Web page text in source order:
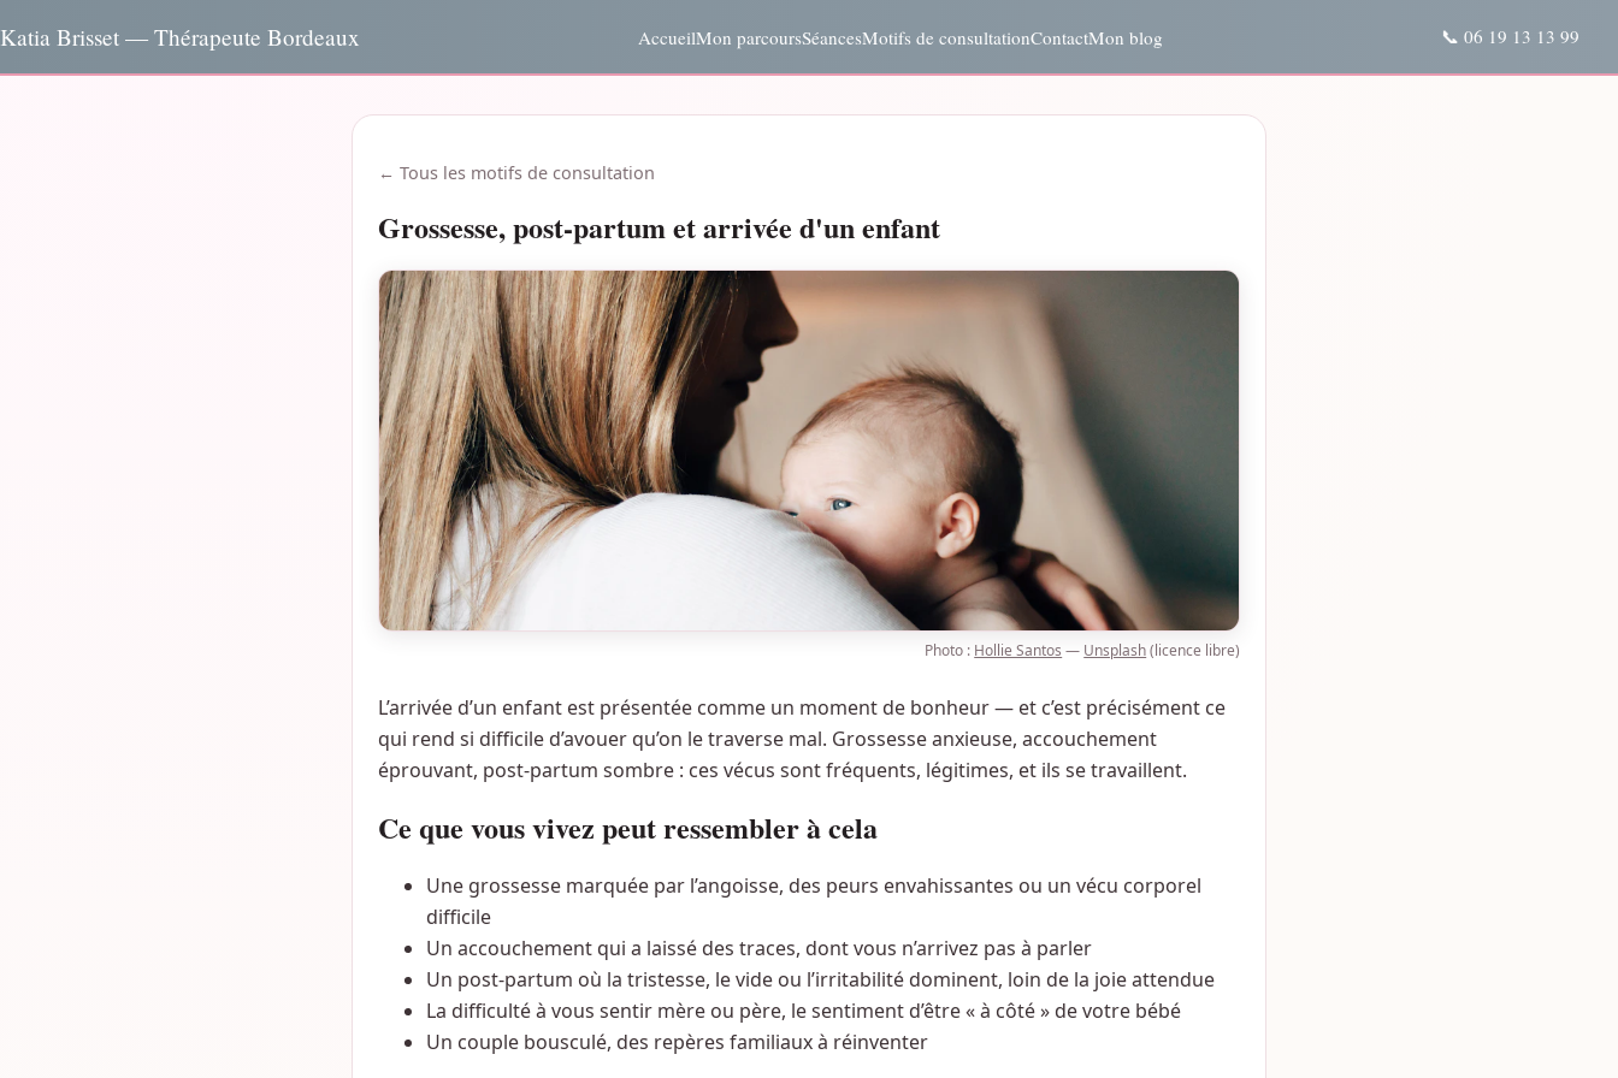
Katia Brisset — Thérapeute Bordeaux AccueilMon parcoursSéancesMotifs de consultationContactMon blog 📞 06 19 13 13 99
← Tous les motifs de consultation
Grossesse, post-partum et arrivée d'un enfant
Photo : Hollie Santos — Unsplash(licence libre)
L’arrivée d’un enfant est présentée comme un moment de bonheur — et c’est précisément ce
qui rend si difficile d’avouer qu’on le traverse mal. Grossesse anxieuse, accouchement
éprouvant, post-partum sombre : ces vécus sont fréquents, légitimes, et ils se travaillent.
Ce que vous vivez peut ressembler à cela
Une grossesse marquée par l’angoisse, des peurs envahissantes ou un vécu corporel
difficile
Un accouchement qui a laissé des traces, dont vous n’arrivez pas à parler
Un post-partum où la tristesse, le vide ou l’irritabilité dominent, loin de la joie attendue
La difficulté à vous sentir mère ou père, le sentiment d’être « à côté » de votre bébé
Un couple bousculé, des repères familiaux à réinventer